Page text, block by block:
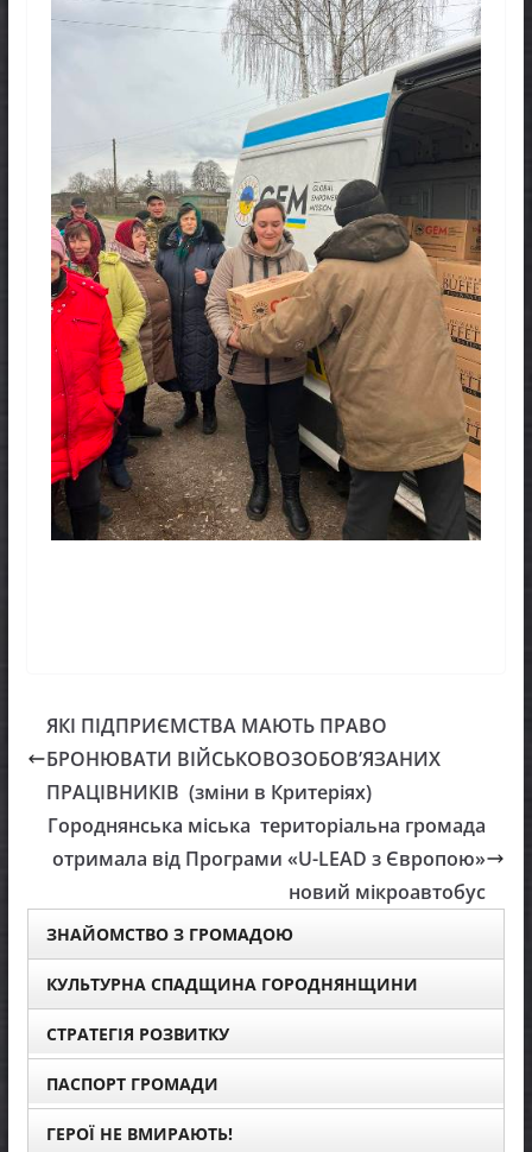
ЯКІ ПІДПРИЄМСТВА МАЮТЬ ПРАВО
БРОНЮВАТИ ВІЙСЬКОВОЗОБОВ’ЯЗАНИХ
ПРАЦІВНИКІВ (зміни в Критеріях)
Городнянська міська територіальна громада
отримала від Програми «U-LEAD з Європою»
новий мікроавтобус
ЗНАЙОМСТВО З ГРОМАДОЮ
КУЛЬТУРНА СПАДЩИНА ГОРОДНЯНЩИНИ
СТРАТЕГІЯ РОЗВИТКУ
ПАСПОРТ ГРОМАДИ
ГЕРОЇ НЕ ВМИРАЮТЬ!